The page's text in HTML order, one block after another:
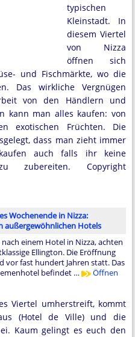
typischen
Kleinstadt. In
diesem Viertel
von Nizza
öffnen sich
und Fischmärkte, wo die
Das wirkliche Vergnügen
von den Händlern und
kann man alles kaufen: von
exotischen Früchten. Die
dass man zieht immer
auch falls ihr keine
zubereiten. Copyright
Wochenende in Nizza:
außergewöhnlichen Hotels
nach einem Hotel in Nizza, achten
Ellington. Die Eröffnung
vor fast hundert Jahren statt. Das
befindet …
Öffnen
Viertel umherstreift, kommt
(Hotel de Ville) und die
Kaum gelingt es euch den